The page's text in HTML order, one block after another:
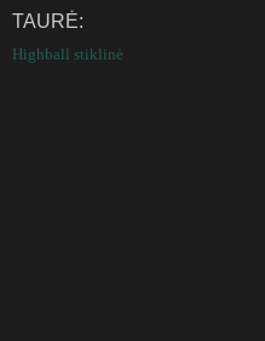
TAURĖ:
Highball stiklinė